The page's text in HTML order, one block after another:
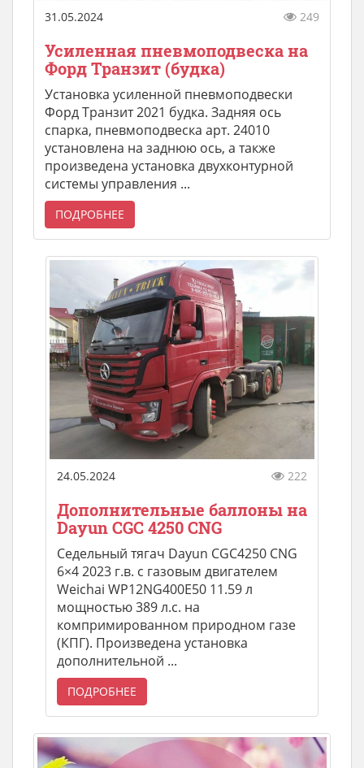
31.05.2024 249
Усиленная пневмоподвеска на
Форд Транзит (будка)
Установка усиленной пневмоподвески
Форд Транзит 2021 будка. Задняя ось
спарка, пневмоподвеска арт. 24010
установлена на заднюю ось, а также
произведена установка двухконтурной
системы управления ...
ПОДРОБНЕЕ
24.05.2024 222
Дополнительные баллоны на
Dayun CGC 4250 CNG
Седельный тягач Dayun CGC4250 CNG
6×4 2023 г.в. с газовым двигателем
Weichai WP12NG400E50 11.59 л
мощностью 389 л.с. на
компримированном природном газе
(КПГ). Произведена установка
дополнительной ...
ПОДРОБНЕЕ